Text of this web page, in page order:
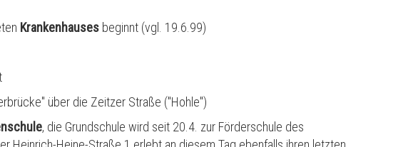
Krankenhauses beginnt (vgl. 19.6.99)
über die Zeitzer Straße ("Hohle")
, die Grundschule wird seit 20.4. zur Förderschule des